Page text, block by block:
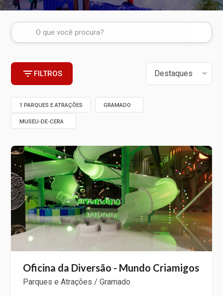
FILTROS
1 PARQUES E ATRAÇÕES GRAMADO
MUSEU-DE-CERA
Oficina da Diversão - Mundo Criamigos
Parques e Atrações / Gramado